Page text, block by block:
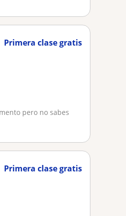
Primera clase gratis
pero no sabes
Primera clase gratis